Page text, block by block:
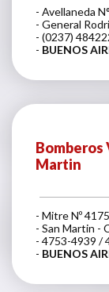
- Avellaneda
- General
- (0237)
- BUENOS
Bomberos
Martin
- Mitre Nº 4175
- San Martin -
- 4753-4939 /
- BUENOS